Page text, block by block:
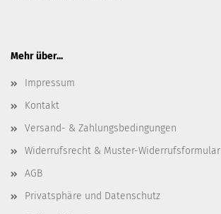
Mehr über...
Impressum
Kontakt
Versand- & Zahlungsbedingungen
Widerrufsrecht & Muster-Widerrufsformular
AGB
Privatsphäre und Datenschutz